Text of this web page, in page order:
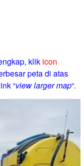
klik icon
peta di atas
“view larger map“.